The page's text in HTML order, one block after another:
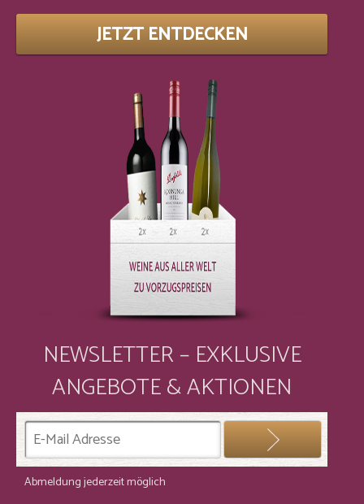
JETZT ENTDECKEN
NEWSLETTER – EXKLUSIVE
ANGEBOTE & AKTIONEN
Abmeldung jederzeit möglich